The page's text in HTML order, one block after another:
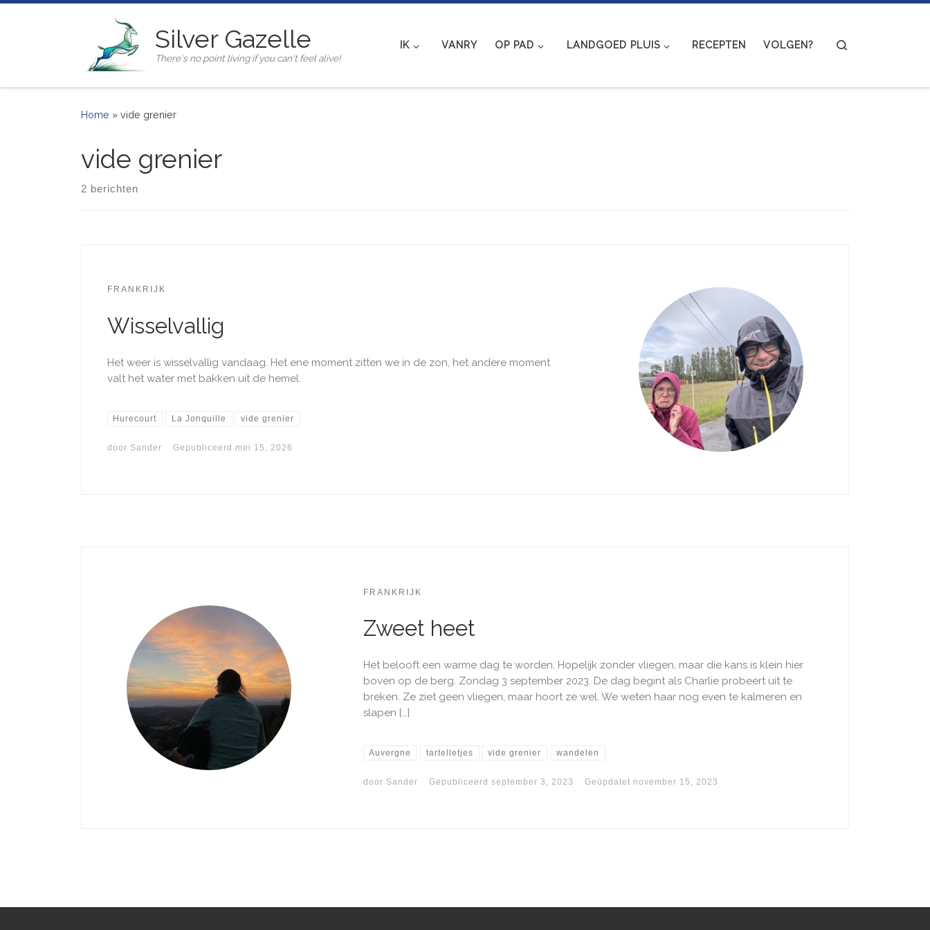
Silver Gazelle
There's no point living if you can't feel alive!
IK VANRY OP PAD LANDGOED PLUIS RECEPTEN VOLGEN?
Home » vide grenier
vide grenier
2 berichten
FRANKRIJK
Wisselvallig
Het weer is wisselvallig vandaag. Het ene moment zitten we in de zon, het andere moment
valt het water met bakken uit de hemel. ​
Hurecourt La Jonquille vide grenier
door Sander Gepubliceerd mei 15, 2026
FRANKRIJK
Zweet heet
Het belooft een warme dag te worden. Hopelijk zonder vliegen, maar die kans is klein hier
boven op de berg. Zondag 3 september 2023. De dag begint als Charlie probeert uit te
breken. Ze ziet geen vliegen, maar hoort ze wel. We weten haar nog even te kalmeren en
slapen […]
Auvergne tartelletjes vide grenier wandelen
door Sander Gepubliceerd september 3, 2023 Geüpdatet november 15, 2023